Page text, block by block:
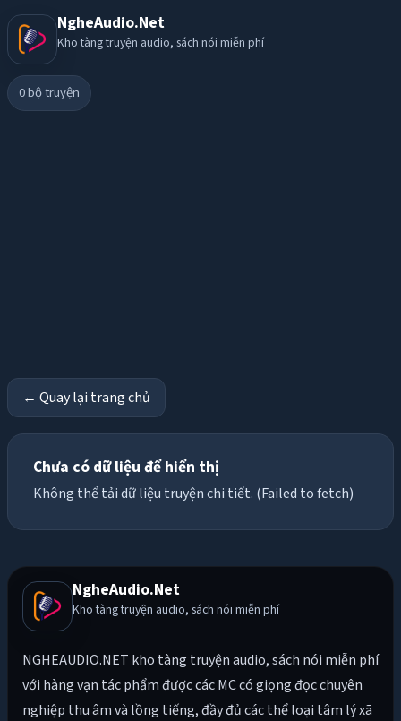
NgheAudio.Net
Kho tàng truyện audio, sách nói miễn phí
0bộ truyện
← Quay lại trang chủ
Chưa có dữ liệu để hiển thị
Không thể tải dữ liệu truyện chi tiết. (Failed to fetch)
NgheAudio.Net
Kho tàng truyện audio, sách nói miễn phí
NGHEAUDIO.NET kho tàng truyện audio, sách nói miễn phí
với hàng vạn tác phẩm được các MC có giọng đọc chuyên
nghiệp thu âm và lồng tiếng, đầy đủ các thể loại tâm lý xã